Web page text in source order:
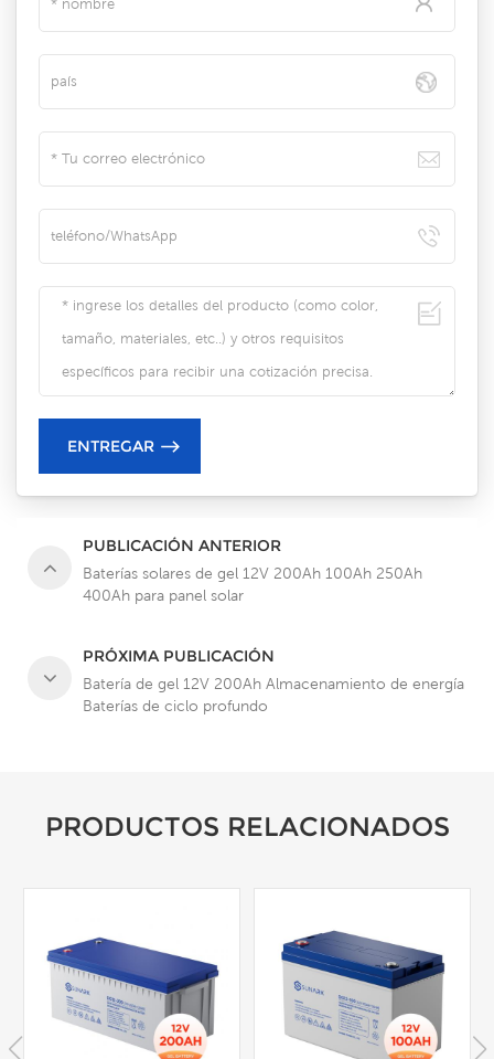
PUBLICACIÓN ANTERIOR
Baterías solares de gel 12V 200Ah 100Ah 250Ah
400Ah para panel solar
PRÓXIMA PUBLICACIÓN
Batería de gel 12V 200Ah Almacenamiento de energía
Baterías de ciclo profundo
PRODUCTOS RELACIONADOS